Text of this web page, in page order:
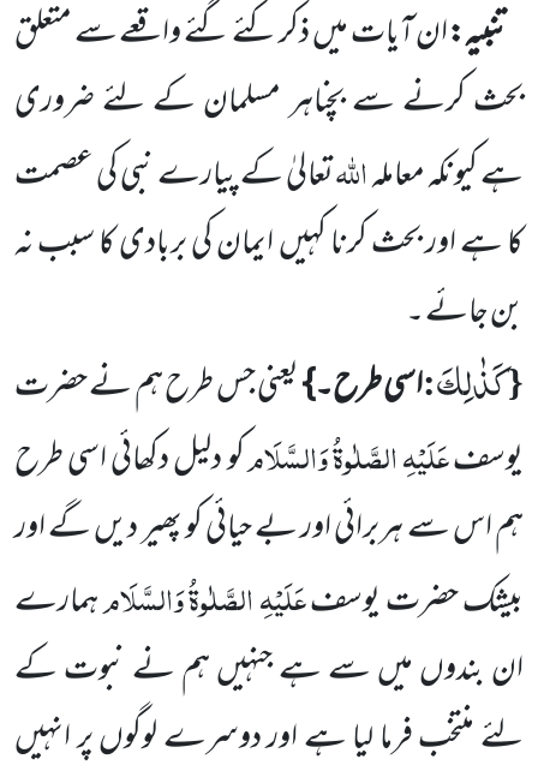
تنبیہ:ان آیات میں ذکر کئے گئے واقعے سے متعلق
بحث کرنے سے بچناہر مسلمان کے لئے ضروری
ہے کیونکہ معاملہاللہتعالیٰ کے پیارے نبی کی عصمت
کا ہے اور بحث کرنا کہیں ایمان کی بربادی کا سبب نہ
بن جائے ۔
{كَذٰلِكَ:اسی طرح۔}یعنی جس طرح ہم نے حضرت
یوسفعَلَیْہِ الصَّلٰوۃُ وَالسَّلَامکو دلیل دکھائی اسی طرح
ہم اس سےہربرائی اور بے حیائی کو پھیر دیں گے اور
بیشک حضرت یوسفعَلَیْہِ الصَّلٰوۃُ وَالسَّلَامہمارے
ان بندوں میں سے ہے جنہیں ہم نے نبوت کے
لئے منتخب فرما لیا ہے اور دوسرے لوگوں پر انہیں